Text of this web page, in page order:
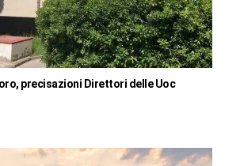
precisazioni Direttori delle Uoc